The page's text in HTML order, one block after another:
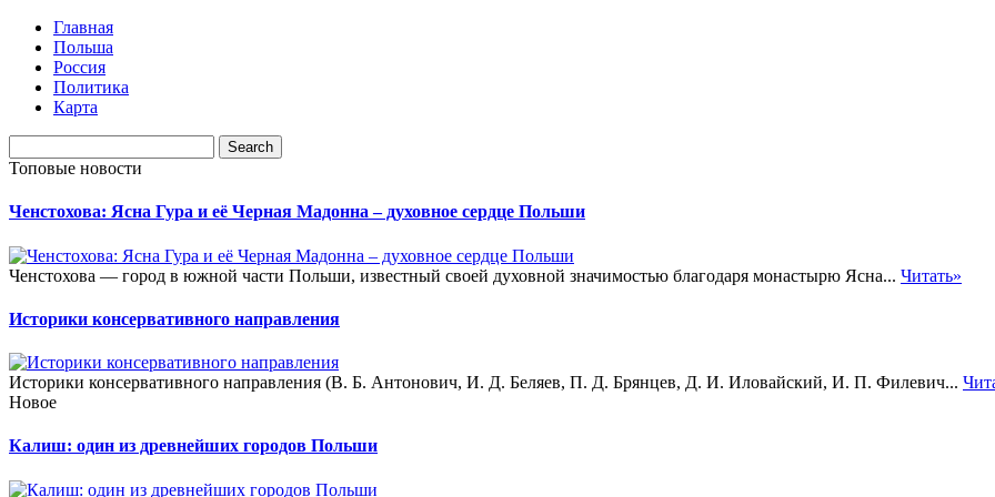
Главная
Польша
Россия
Политика
Карта
Топовые новости
Ченстохова: Ясна Гура и её Черная Мадонна – духовное сердце Польши
Ченстохова — город в южной части Польши, известный своей духовной значимостью благодаря монастырю Ясна... Читать»
Историки консервативного направления
Историки консервативного направления (В. Б. Антонович, И. Д. Беляев, П. Д. Брянцев, Д. И. Иловайский, И. П. Филевич...
Новое
Калиш: один из древнейших городов Польши